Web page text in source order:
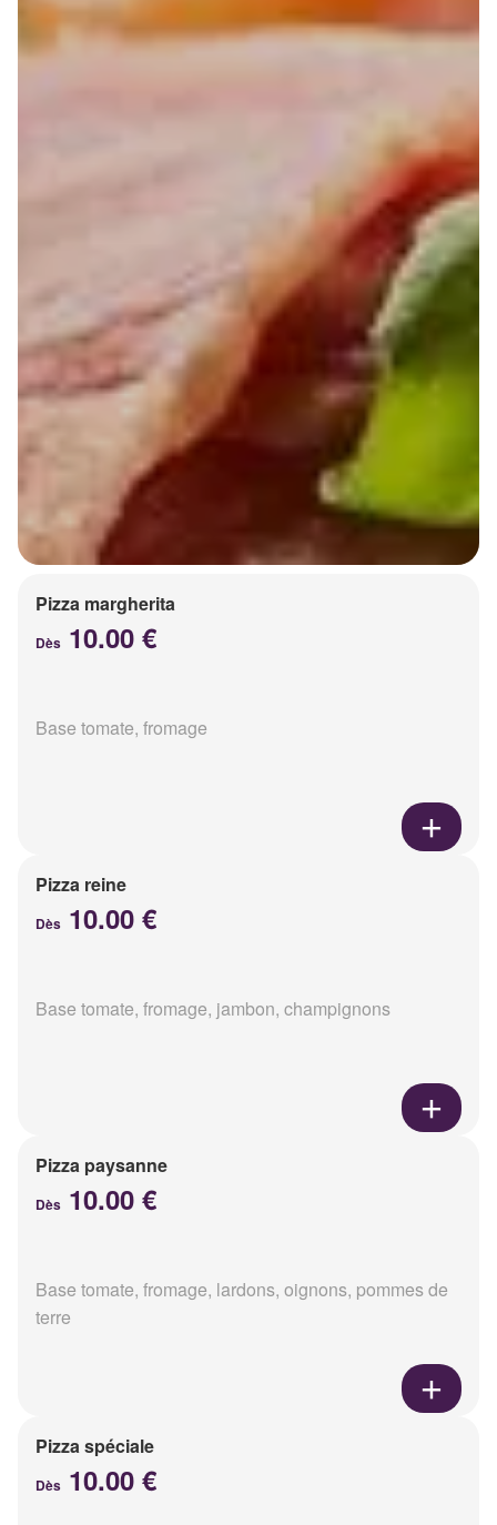
Pizza margherita
Dès 10.00 €
Base tomate, fromage
Pizza reine
Dès 10.00 €
Base tomate, fromage, jambon, champignons
Pizza paysanne
Dès 10.00 €
Base tomate, fromage, lardons, oignons, pommes de
terre
Pizza spéciale
Dès 10.00 €